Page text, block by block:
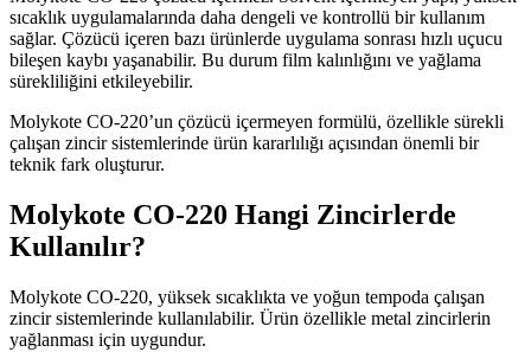
sıcaklık uygulamalarında daha dengeli ve kontrollü bir kullanım
sağlar. Çözücü içeren bazı ürünlerde uygulama sonrası hızlı uçucu
bileşen kaybı yaşanabilir. Bu durum film kalınlığını ve yağlama
sürekliliğini etkileyebilir.
Molykote CO-220’un çözücü içermeyen formülü, özellikle sürekli
çalışan zincir sistemlerinde ürün kararlılığı açısından önemli bir
teknik fark oluşturur.
Molykote CO-220 Hangi Zincirlerde
Kullanılır?
Molykote CO-220, yüksek sıcaklıkta ve yoğun tempoda çalışan
zincir sistemlerinde kullanılabilir. Ürün özellikle metal zincirlerin
yağlanması için uygundur.